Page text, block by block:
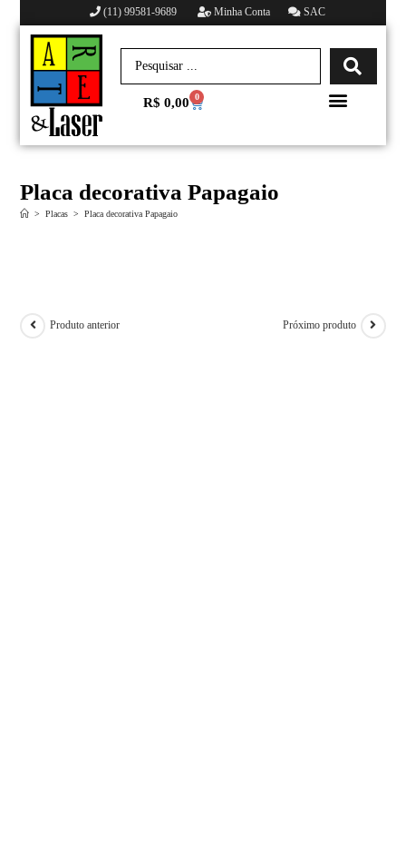
(11) 99581-9689 Minha Conta SAC
R$ 0,00 0
Placa decorativa Papagaio
> Placas > Placa decorativa Papagaio
Produto anterior Próximo produto